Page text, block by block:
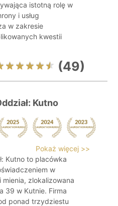
istotną rolę w
i usług
w zakresie
kwestii
(49)
Kutno
Pokaż więcej >>
Kutno to placówka
w
zlokalizowana
39 w Kutnie. Firma
ponad trzydziestu